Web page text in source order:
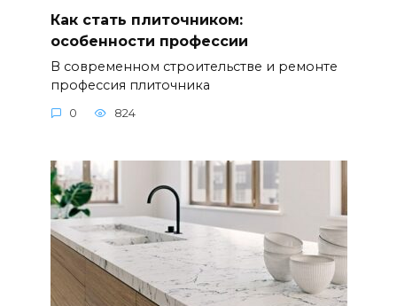
Как стать плиточником:
особенности профессии
В современном строительстве и ремонте
профессия плиточника
0 824